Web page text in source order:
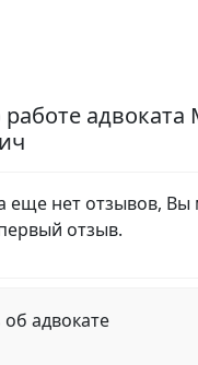
адвоката
еще нет отзывов,
отзыв.
адвокате